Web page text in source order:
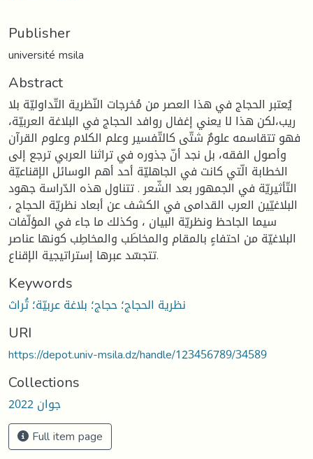
Publisher
université msila
Abstract
يُعتبر الحجاج في هذا العصر من مُخرجات النّظرية التّداوليّة بلا
ريب،لكن هذا لا يعني إغفال روافد الحجاج في البلاغة العربيّة،
فهو تتقاسمه علومٌ شتّى كالتّفسير وعلم الكلام وعلوم القرآن
وأصول الفقه، بل نجد أنّ جذوره في تراثنا العربي ترجع إلى
الخطابة الّتي كانت في الجاهليّة أحد أهم الوسائل الإقناعيّة
التّأثيريّة في الجمهور بعد الشّعر . تتناول هذه الدّراسة جهود
البلاغيّين العرب القدامى في الكشف عن أبعاد نظريّة الحجاج ،
سيما الجاحظ ونظريّة البيان ، وكذلك ما جاء في المؤلّفات
البلاغيّة من احتفاءٍ بالمقام والمخاطَب والمخاطِب كونها عناصر
تتجسّد عبرها إستراتيجية الإقناع.
Keywords
نظرية الحجاج؛ حجاج؛ بلاغة عربيّة؛ تُراث
URI
https://depot.univ-msila.dz/handle/123456789/34589
Collections
جوان 2022
Full item page